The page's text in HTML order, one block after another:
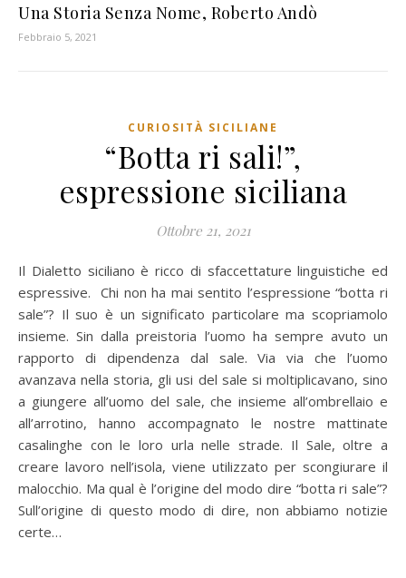
Una Storia Senza Nome, Roberto Andò
Febbraio 5, 2021
CURIOSITÀ SICILIANE
“Botta ri sali!”,
espressione siciliana
Ottobre 21, 2021
Il Dialetto siciliano è ricco di sfaccettature linguistiche ed
espressive. Chi non ha mai sentito l’espressione “botta ri
sale”? Il suo è un significato particolare ma scopriamolo
insieme. Sin dalla preistoria l’uomo ha sempre avuto un
rapporto di dipendenza dal sale. Via via che l’uomo
avanzava nella storia, gli usi del sale si moltiplicavano, sino
a giungere all’uomo del sale, che insieme all’ombrellaio e
all’arrotino, hanno accompagnato le nostre mattinate
casalinghe con le loro urla nelle strade. Il Sale, oltre a
creare lavoro nell’isola, viene utilizzato per scongiurare il
malocchio. Ma qual è l’origine del modo dire “botta ri sale”?
Sull’origine di questo modo di dire, non abbiamo notizie
certe…